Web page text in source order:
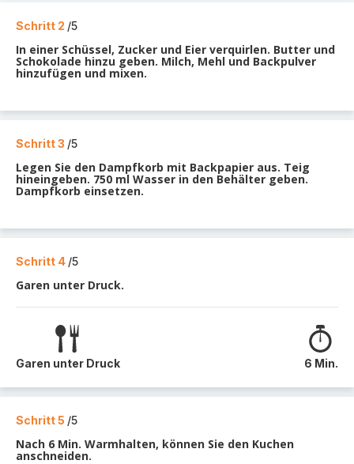
Schritt 2 /5
In einer Schüssel, Zucker und Eier verquirlen. Butter und
Schokolade hinzu geben. Milch, Mehl und Backpulver
hinzufügen und mixen.
Schritt 3 /5
Legen Sie den Dampfkorb mit Backpapier aus. Teig
hineingeben. 750 ml Wasser in den Behälter geben.
Dampfkorb einsetzen.
Schritt 4 /5
Garen unter Druck.
Garen unter Druck 6 Min.
Schritt 5 /5
Nach 6 Min. Warmhalten, können Sie den Kuchen
anschneiden.